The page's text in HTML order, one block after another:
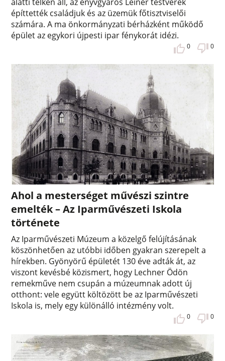
építtették családjuk és az üzemük főtisztviselői
számára. A ma önkormányzati bérházként működő
épület az egykori újpesti ipar fénykorát idézi.
0 0
Ahol a mesterséget művészi szintre
emelték – Az Iparművészeti Iskola
története
Az Iparművészeti Múzeum a közelgő felújításának
köszönhetően az utóbbi időben gyakran szerepelt a
hírekben. Gyönyörű épületét 130 éve adták át, az
viszont kevésbé közismert, hogy Lechner Ödön
remekműve nem csupán a múzeumnak adott új
otthont: vele együtt költözött be az Iparművészeti
Iskola is, mely egy különálló intézmény volt.
0 0